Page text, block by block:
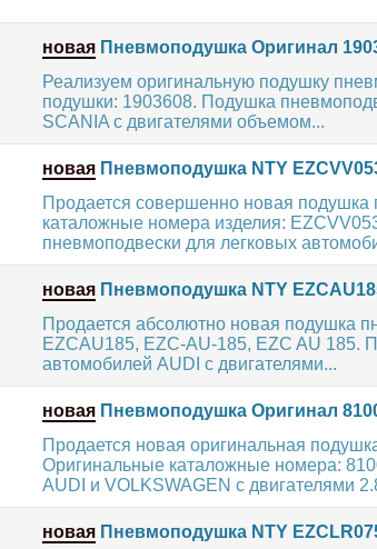
новая Пневмоподушка Оригинал
Реализуем оригинальную подушку
подушки: 1903608. Подушка
SCANIA с двигателями объемом...
новая Пневмоподушка NTY
Продается совершенно новая
каталожные номера изделия:
пневмоподвески для легковых
новая Пневмоподушка NTY
Продается абсолютно новая подушка
EZCAU185, EZC-AU-185, EZC AU 185.
автомобилей AUDI с двигателями...
новая Пневмоподушка Оригинал
Продается новая оригинальная
Оригинальные каталожные номера:
AUDI и VOLKSWAGEN с двигателями
новая Пневмоподушка NTY